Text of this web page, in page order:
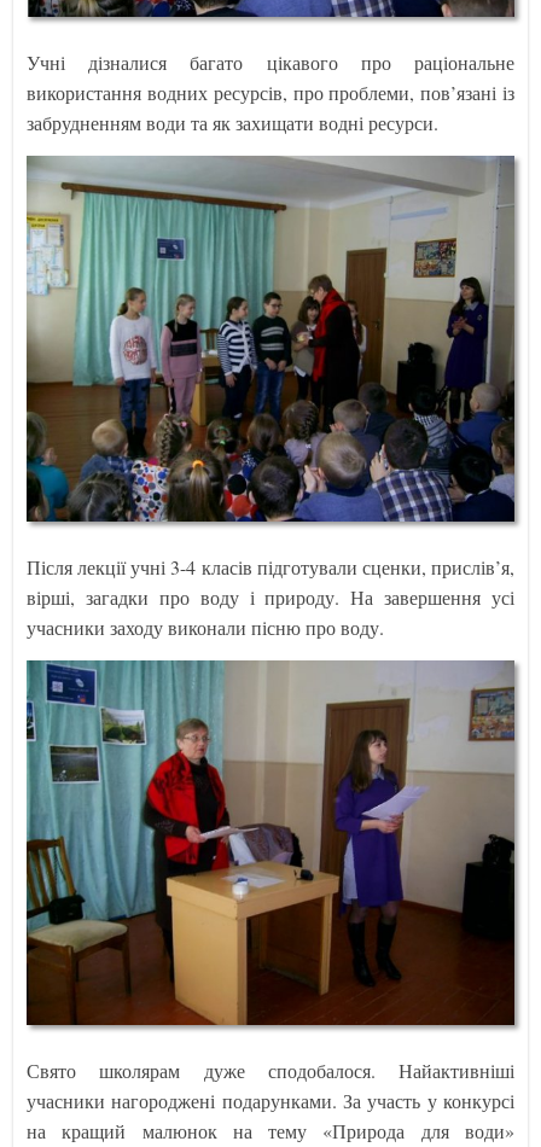
Учні дізналися багато цікавого про раціональне
використання водних ресурсів, про проблеми, пов’язані із
забрудненням води та як захищати водні ресурси.
Після лекції учні 3-4 класів підготували сценки, прислів’я,
вірші, загадки про воду і природу. На завершення усі
учасники заходу виконали пісню про воду.
Свято школярам дуже сподобалося. Найактивніші
учасники нагороджені подарунками. За участь у конкурсі
на кращий малюнок на тему «Природа для води»